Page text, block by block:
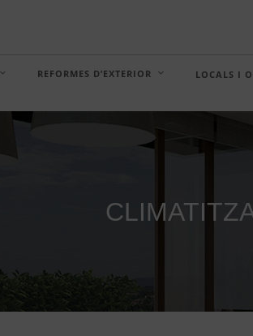
REFORMES D’EXTERIOR LOCALS I